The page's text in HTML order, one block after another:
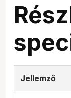
Jellemző